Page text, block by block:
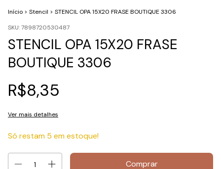
Início > Stencil > STENCIL OPA 15X20 FRASE BOUTIQUE 3306
SKU:7898720530487
STENCIL OPA 15X20 FRASE
BOUTIQUE 3306
R$8,35
Ver mais detalhes
Só restam 5 em estoque!